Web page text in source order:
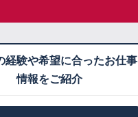
経験や希望に合ったお仕事
情報をご紹介